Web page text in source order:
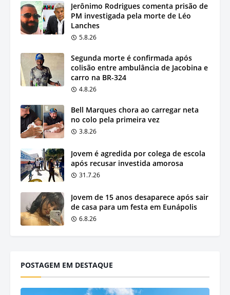
Jerônimo Rodrigues comenta prisão de
PM investigada pela morte de Léo
Lanches
5.8.26
Segunda morte é confirmada após
colisão entre ambulância de Jacobina e
carro na BR-324
4.8.26
Bell Marques chora ao carregar neta
no colo pela primeira vez
3.8.26
Jovem é agredida por colega de escola
após recusar investida amorosa
31.7.26
Jovem de 15 anos desaparece após sair
de casa para um festa em Eunápolis
6.8.26
POSTAGEM EM DESTAQUE